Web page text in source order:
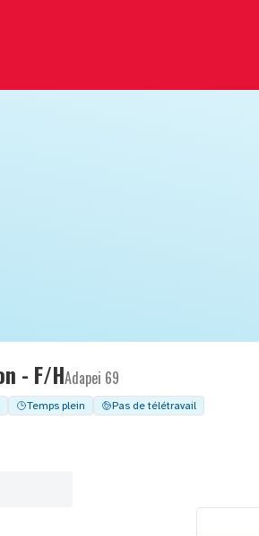
- F/HAdapei 69
Temps plein Pas de télétravail